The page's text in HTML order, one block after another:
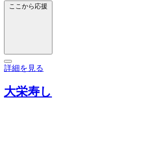
ここから応援
詳細を見る
大栄寿し